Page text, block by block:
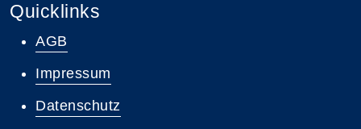
Quicklinks
AGB
Impressum
Datenschutz